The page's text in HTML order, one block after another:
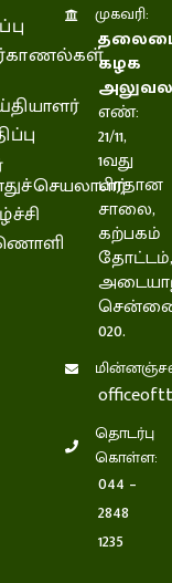
முகவரி:
கழக
எண்:
21/11,
1வது
பிரதான
சாலை,
கற்பகம்
தோட்டம்,
020.
தொடர்பு
கொள்ள:
044 –
2848
1235